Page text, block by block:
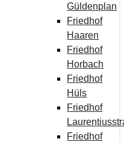
Güldenplan
Friedhof
Haaren
Friedhof
Horbach
Friedhof
Hüls
Friedhof
Friedhof